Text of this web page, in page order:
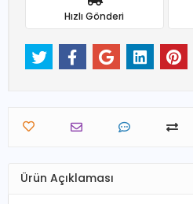
Hızlı Gönderi
Ürün Açıklaması